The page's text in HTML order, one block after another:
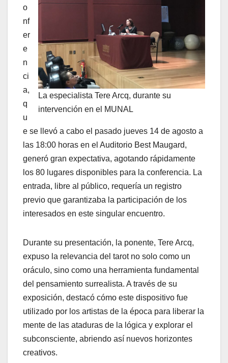
La especialista Tere Arcq, durante su
intervención en el MUNAL
o
nf
er
e
n
ci
a,
q
u
e se llevó a cabo el pasado jueves 14 de agosto a
las 18:00 horas en el Auditorio Best Maugard,
generó gran expectativa, agotando rápidamente
los 80 lugares disponibles para la conferencia. La
entrada, libre al público, requería un registro
previo que garantizaba la participación de los
interesados en este singular encuentro.
Durante su presentación, la ponente, Tere Arcq,
expuso la relevancia del tarot no solo como un
oráculo, sino como una herramienta fundamental
del pensamiento surrealista. A través de su
exposición, destacó cómo este dispositivo fue
utilizado por los artistas de la época para liberar la
mente de las ataduras de la lógica y explorar el
subconsciente, abriendo así nuevos horizontes
creativos.